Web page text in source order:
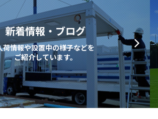
新着情報・ブログ
荷情報や設置中の様子などを
ご紹介しています。